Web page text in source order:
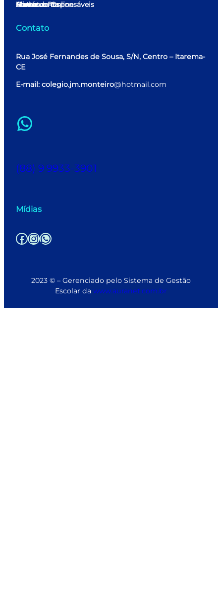
Home
Minha conta
Matrícula Online
Alunos e Responsáveis
Contato
Contato
Rua José Fernandes de Sousa, S/N, Centro – Itarema-
CE
E-mail: colegio.jm.monteiro@hotmail.com
WhatsApp
(88) 9 9933-3901
Mídias
Facebook InstagramWhatsApp
2023 © – Gerenciado pelo Sistema de Gestão
Escolar da www.auranet.com.br